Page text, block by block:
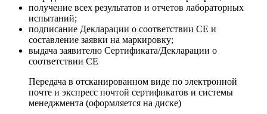
получение всех результатов и отчетов лабораторных
испытаний;
подписание Декларации о соответствии СЕ и
составление заявки на маркировку;
выдача заявителю Сертификата/Декларации о
соответствии СЕ
Передача в отсканированном виде по электронной
почте и экспресс почтой сертификатов и системы
менеджмента (оформляется на диске)